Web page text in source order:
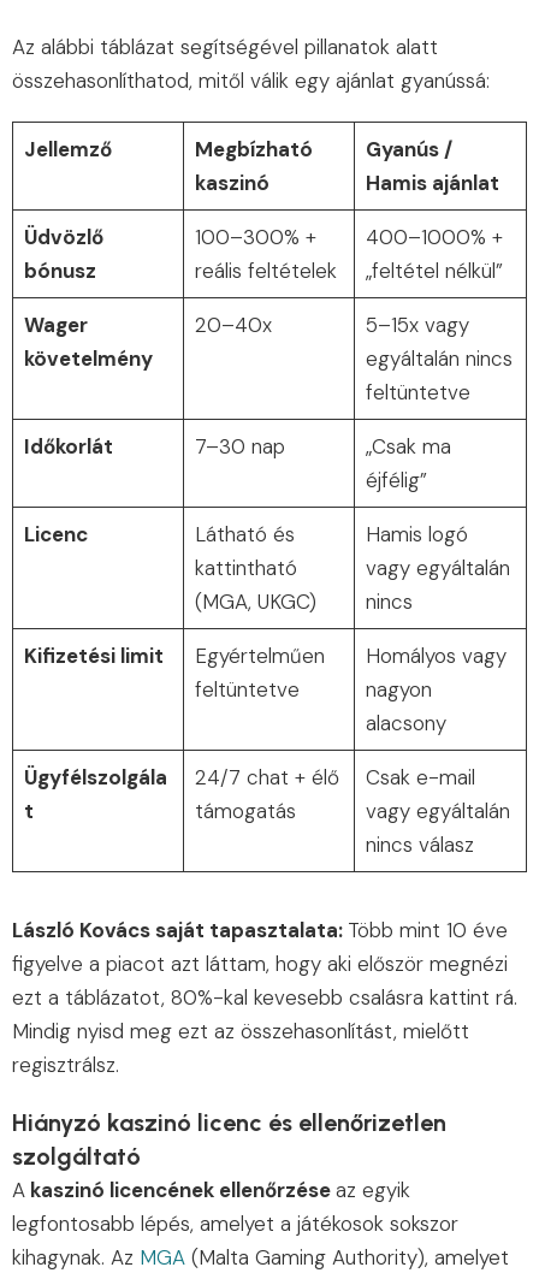
Az alábbi táblázat segítségével pillanatok alatt
összehasonlíthatod, mitől válik egy ajánlat gyanússá:
Jellemző
Megbízható
kaszinó
Gyanús /
Hamis ajánlat
Üdvözlő
bónusz
100–300% +
reális feltételek
400–1000% +
„feltétel nélkül”
Wager
követelmény
20–40x
5–15x vagy
egyáltalán nincs
feltüntetve
Időkorlát 7–30 nap
„Csak ma
éjfélig”
Licenc
Látható és
kattintható
(MGA, UKGC)
Hamis logó
vagy egyáltalán
nincs
Kifizetési limit
Egyértelműen
feltüntetve
Homályos vagy
nagyon
alacsony
Ügyfélszolgála
t
24/7 chat + élő
támogatás
Csak e-mail
vagy egyáltalán
nincs válasz
László Kovács saját tapasztalata: Több mint 10 éve
figyelve a piacot azt láttam, hogy aki először megnézi
ezt a táblázatot, 80%-kal kevesebb csalásra kattint rá.
Mindig nyisd meg ezt az összehasonlítást, mielőtt
regisztrálsz.
Hiányzó kaszinó licenc és ellenőrizetlen
szolgáltató
A kaszinó licencének ellenőrzéseaz egyik
legfontosabb lépés, amelyet a játékosok sokszor
kihagynak. Az MGA (Malta Gaming Authority), amelyet